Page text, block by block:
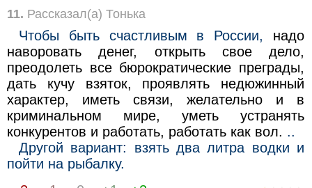
11. Рассказал(а) Тонька
Чтобы быть счастливым в России,
надо
наворовать денег, открыть свое дело,
преодолеть все бюрократические преграды,
дать кучу взяток, проявлять недюжинный
характер, иметь связи, желательно и в
криминальном мире, уметь устранять
конкурентов и работать, работать как вол. ..
Другой вариант: взять два литра водки и
пойти на рыбалку.